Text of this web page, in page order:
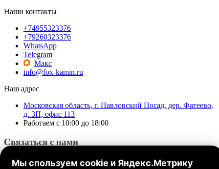
Наши контакты
+74955323376
+79260323376
WhatsApp
Telegram
Макс
info@fox-kamin.ru
Наш адрес
Московская область, г. Павловский Посад, дер. Фатеево,
д. 3П, офис 113
Работаем с 10:00 до 18:00
Связаться с нами
Мы спользуем cookie и Яндекс.Метрику